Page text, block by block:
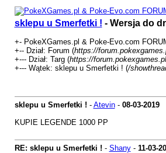
sklepu u Smerfetki ! - Wersja do
+- PokeXGames.pl & Poke-Evo.com
+-- Dział: Forum (https://
+--- Dział: Targ (https://
+--- Wątek: sklepu u Smerfetki ! (/
sklepu u Smerfetki ! - Atevin- 08-03-2019
KUPIE LEGENDE 1000 PP
RE: sklepu u Smerfetki ! - Shany- 11-03-